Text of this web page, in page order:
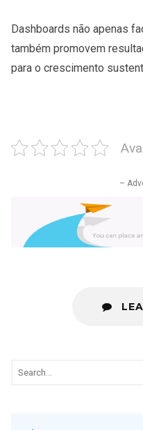
Dashboards não apenas
também promovem
para o crescimento
–